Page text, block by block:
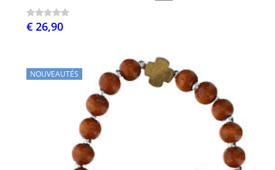
€ 26,90
NOUVEAUTÉS